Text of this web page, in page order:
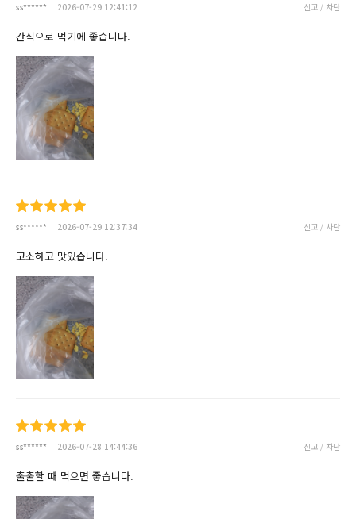
ss****** 2026-07-29 12:41:12 신고 / 차단
간식으로 먹기에 좋습니다.
ss****** 2026-07-29 12:37:34 신고 / 차단
고소하고 맛있습니다.
ss****** 2026-07-28 14:44:36 신고 / 차단
출출할 때 먹으면 좋습니다.